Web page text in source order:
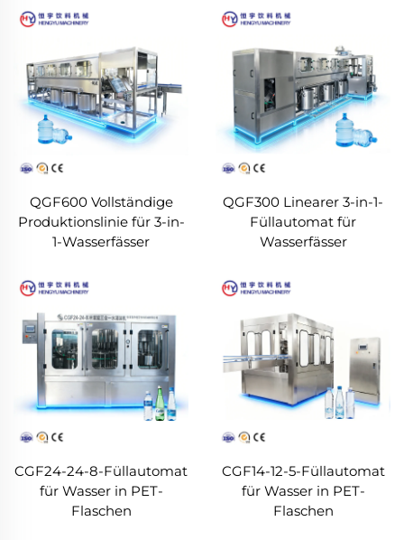
QGF600 Vollständige
Produktionslinie für 3-in-
1-Wasserfässer
QGF300 Linearer 3-in-1-
Füllautomat für
Wasserfässer
CGF24-24-8-Füllautomat
für Wasser in PET-
Flaschen
CGF14-12-5-Füllautomat
für Wasser in PET-
Flaschen